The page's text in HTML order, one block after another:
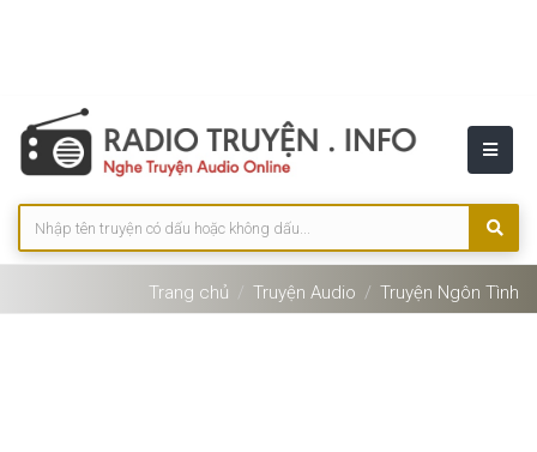
Trang chủ Truyện Audio Truyện Ngôn Tình